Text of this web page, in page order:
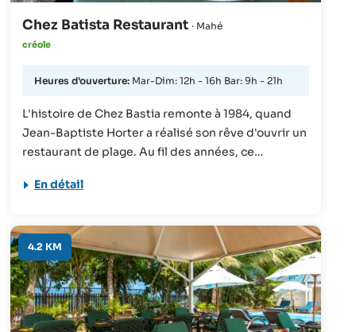
Chez Batista Restaurant · Mahé
créole
Heures d'ouverture: Mar-Dim: 12h - 16h Bar: 9h - 21h
L'histoire de Chez Bastia remonte à 1984, quand
Jean-Baptiste Horter a réalisé son rêve d'ouvrir un
restaurant de plage. Au fil des années, ce
Seychelles et propose une grande sélection de
mer. Un must si vous séjournez sur Mahé !
En détail
4.2 KM